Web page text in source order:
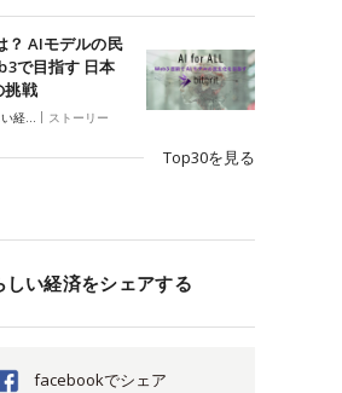
AIモデルの民
で目指す 日本
挑戦
| ストーリー
Top30を見る
しい経済をシェアする
facebookでシェア